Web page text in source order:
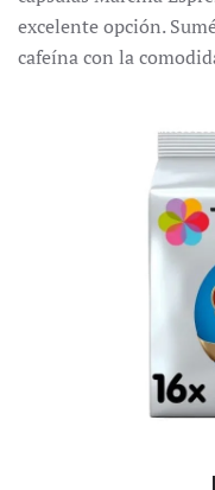
excelente opción.
cafeína con la